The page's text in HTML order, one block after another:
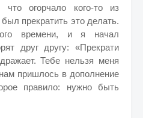
что огорчало кого-то из
прекратить это делать.
времени, и я начал
друг другу: «Прекрати
Тебе нельзя меня
пришлось в дополнение
правило: нужно быть